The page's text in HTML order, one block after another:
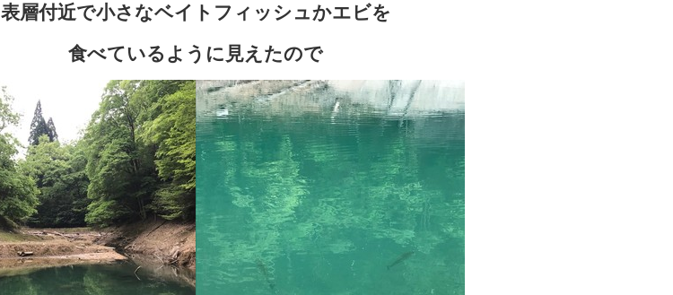
表層付近で小さなベイトフィッシュかエビを
食べているように見えたので